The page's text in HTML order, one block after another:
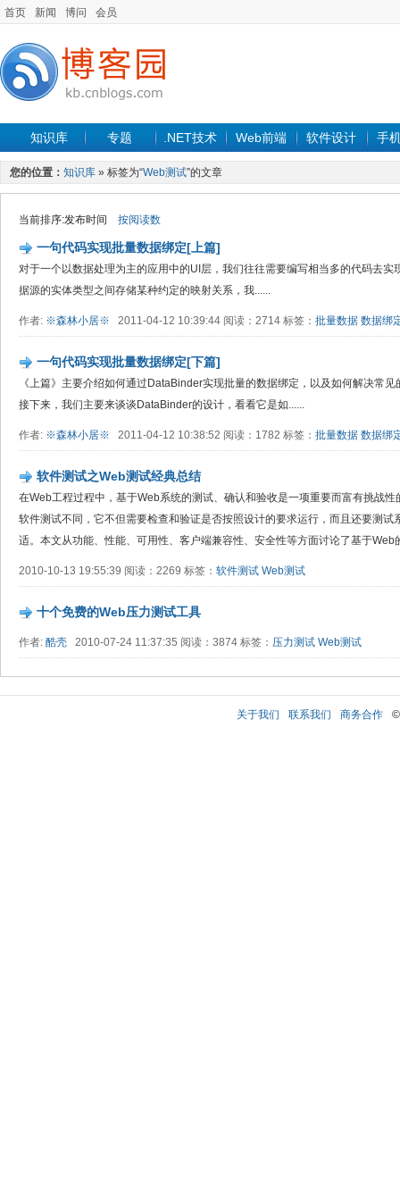
首页 新闻 博问 会员
知识库 专题 .NET技术 Web前端 软件设计 手
您的位置： 知识库 » 标签为“Web测试”的文章
当前排序:发布时间 按阅读数
一句代码实现批量数据绑定[上篇]
对于一个以数据处理为主的应用中的UI层，我们往往需要编写相当多的代码去
据源的实体类型之间存储某种约定的映射关系，我......
作者: ※森林小居※ 2011-04-12 10:39:44 阅读：2714 标签： 批量数据 数据绑
一句代码实现批量数据绑定[下篇]
《上篇》主要介绍如何通过DataBinder实现批量的数据绑定，以及如何解决常
接下来，我们主要来谈谈DataBinder的设计，看看它是如......
作者: ※森林小居※ 2011-04-12 10:38:52 阅读：1782 标签： 批量数据 数据绑
软件测试之Web测试经典总结
在Web工程过程中，基于Web系统的测试、确认和验收是一项重要而富有挑战
软件测试不同，它不但需要检查和验证是否按照设计的要求运行，而且还要测
适。本文从功能、性能、可用性、客户端兼容性、安全性等方面讨论了基于Web
2010-10-13 19:55:39 阅读：2269 标签： 软件测试 Web测试
十个免费的Web压力测试工具
作者: 酷壳 2010-07-24 11:37:35 阅读：3874 标签： 压力测试 Web测试
关于我们 联系我们 商务合作